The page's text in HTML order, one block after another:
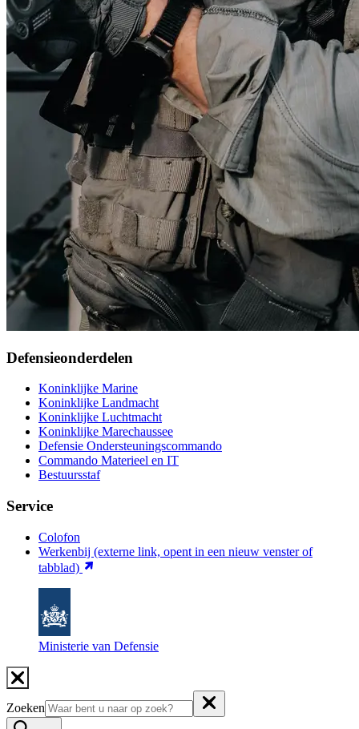
Defensieonderdelen
Koninklijke Marine
Koninklijke Landmacht
Koninklijke Luchtmacht
Koninklijke Marechaussee
Defensie Ondersteuningscommando
Commando Materieel en IT
Bestuursstaf
Service
Colofon
Werkenbij (externe link, opent in een nieuw venster of
tabblad)
Ministerie van Defensie
Zoeken